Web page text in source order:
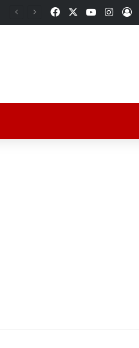
FacebookYouTube